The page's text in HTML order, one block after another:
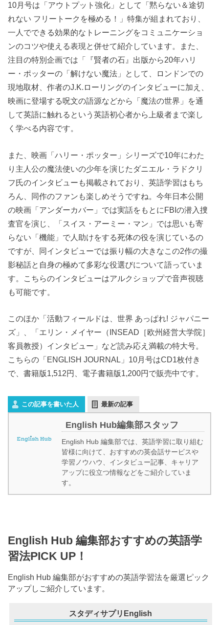
10月号は「アウトプット強化」として「黙らない＆途切
れない フリートークを極める！」特集が組まれており、
一人でできる効果的なトレーニングをコミュニケーショ
ンのコツや使える表現と併せて紹介しています。また、
注目の特別企画では「『賢者の石』出版から20年ハリ
ー・ポッターの「解けない魔法」として、ロンドンでの
現地取材、作者のJ.K.ローリングのインタビューに加え、
映画に登場する呪文の語源などから「魔法の世界」を通
して英語に触れるという英語初心者から上級者まで楽し
く学べる内容です。
また、映画「ハリー・ポッター」シリーズで10年にわた
り主人公の魔法使いの少年を演じたダニエル・ラドクリ
フ氏のインタビューも掲載されており、英語学習はもち
ろん、同作のファンも楽しめそうですね。今年日本公開
の映画「アンダーカバー」では実話をもとにFBIの潜入捜
査官を演じ、「スイス・アーミー・マン」では思いも寄
らない「機能」で人助けをする死体の役を演じているの
ですが、同インタビューでは振り幅の大きなこの2作の撮
影秘話と自身の極めて多彩な役選びについて語っていま
す。こちらのインタビューはアルクショップで音声視聴
も可能です。
このほか「活動フィールドは、世界 あっぱれ! ジャパニー
ズ」、「エリン・メイヤー（INSEAD［欧州経営大学院］
客員教授）インタビュー」など読み応え満載の特大号。
こちらの「ENGLISH JOURNAL」10月号はCD1枚付き
で、書籍版1,512円、電子書籍版1,200円で販売中です。
この記事を書いた人 最新の記事
English Hub編集部スタッフ
English Hub 編集部では、英語学習に取り組む
皆様に向けて、おすすめの英会話サービスや
学習ノウハウ、インタビュー記事、キャリア
アップに役立つ情報などをご紹介していま
す。
English Hub 編集部おすすめの英語学
習法PICK UP！
English Hub 編集部がおすすめの英語学習法を厳選ピック
アップしご紹介しています。
スタディサプリEnglish